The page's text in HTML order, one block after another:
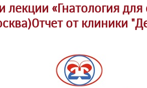
лекции «Гнатология
от клиники